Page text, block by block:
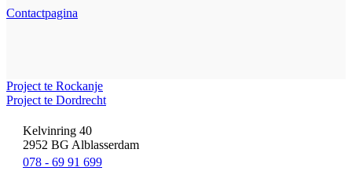
Contactpagina
Project te Rockanje
Project te Dordrecht
Kelvinring 40
2952 BG Alblasserdam
078 - 69 91 699